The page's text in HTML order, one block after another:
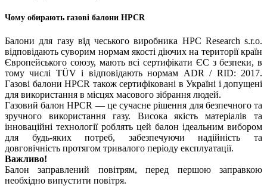
Чому обирають газові балони HPCR
Балони для газу від чеського виробника HPC Research s.r.o.
відповідають суворим нормам якості діючих на території країн
Європейського союзу, мають всі сертифікати ЄС з безпеки, в
тому числі TÜV і відповідають нормам ADR / RID: 2017.
Газові балони HPCR також сертифіковані в Україні і допущені
для використання в місцях масового зібрання людей.
Газовий балон HPCR — це сучасне рішення для безпечного та
зручного використання газу. Висока якість матеріалів та
інноваційні технології роблять цей балон ідеальним вибором
для будь-яких потреб, забезпечуючи надійність та
довговічність протягом тривалого періоду експлуатації.
Важливо!
Балон заправлений повітрям, перед першою заправкою
необхідно випустити повітря.